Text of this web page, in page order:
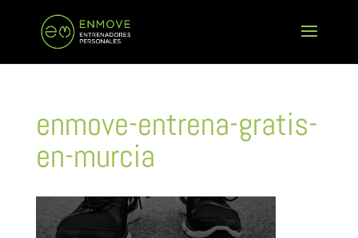
enmove-entrena-gratis-
en-murcia